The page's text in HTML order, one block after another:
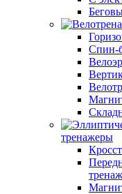
Спин-
тренажеры